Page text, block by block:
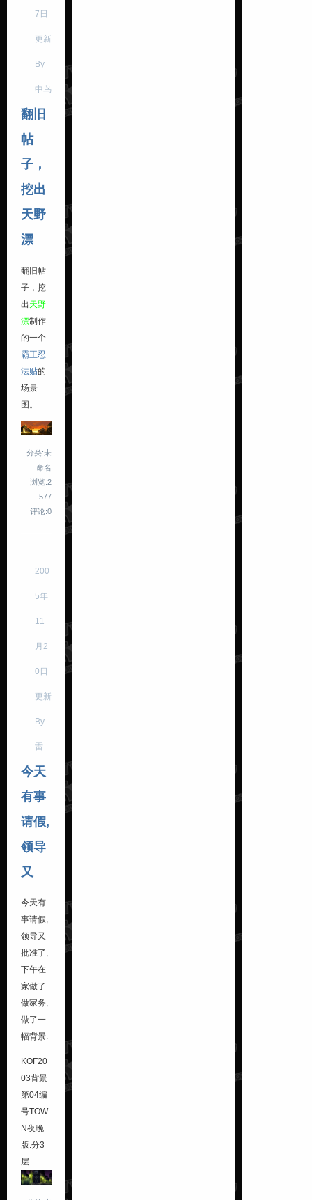
7日
更新
By
中鸟
翻旧
帖
子，
挖出
天野
漂
翻旧帖
子，挖
出 天野
漂制作
的一个
霸王忍
法贴的
场景
图。
分类:未
命名
浏览:2
577
评论:0
200
5年
11
月2
0日
更新
By
雷
今天
有事
请假,
领导
又
今天有
事请假,
领导又
批准了,
下午在
家做了
做家务,
做了一
幅背景.
KOF20
03背景
第04编
号TOW
N夜晚
版.分3
层.